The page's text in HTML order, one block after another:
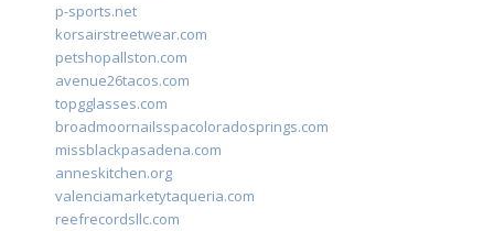
p-sports.net
korsairstreetwear.com
petshopallston.com
avenue26tacos.com
topgglasses.com
broadmoornailsspacoloradosprings.com
missblackpasadena.com
anneskitchen.org
valenciamarketytaqueria.com
reefrecordsllc.com